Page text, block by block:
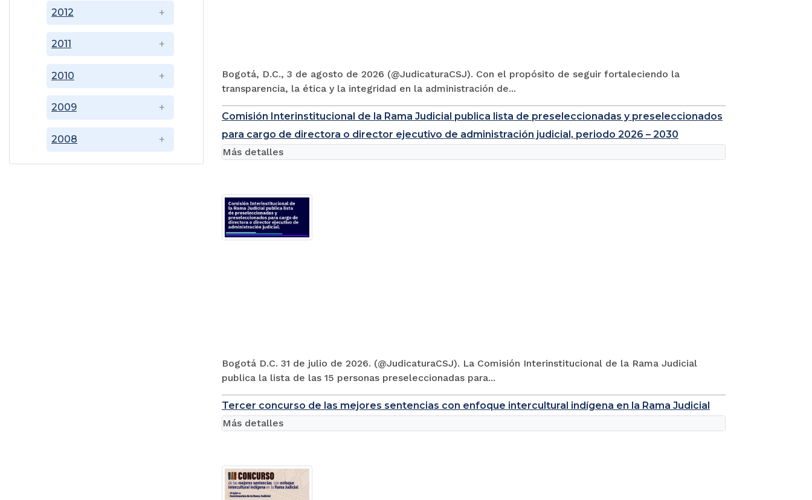
2008
2009
2010
2011
2012
Bogotá, D.C., 3 de agosto de 2026 (@JudicaturaCSJ). Con el propósito de seguir fortaleciendo la
transparencia, la ética y la integridad en la administración de...
Comisión Interinstitucional de la Rama Judicial publica lista de preseleccionadas y preseleccionados
para cargo de directora o director ejecutivo de administración judicial, periodo 2026 – 2030
Bogotá D.C. 31 de julio de 2026. (@JudicaturaCSJ). La Comisión Interinstitucional de la Rama Judicial
publica la lista de las 15 personas preseleccionadas para...
Más detalles
Tercer concurso de las mejores sentencias con enfoque intercultural indígena en la Rama Judicial
Más detalles